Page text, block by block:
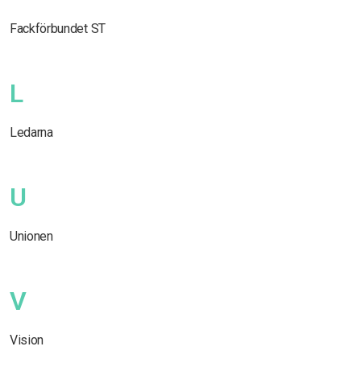
Fackförbundet ST
L
Ledarna
U
Unionen
V
Vision